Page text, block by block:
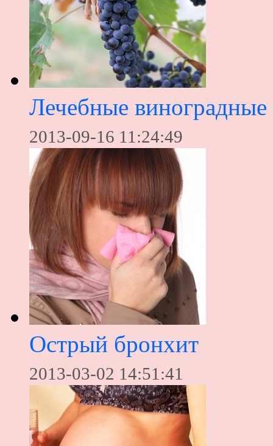
Лечебные виноградные
2013-09-16 11:24:49
Острый бронхит
2013-03-02 14:51:41